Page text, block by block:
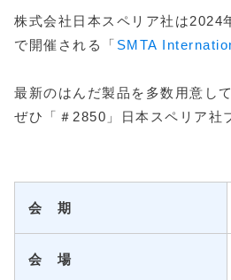
株式会社日本スペリア社は2024
で開催される「 SMTA
最新のはんだ製品を多数用意し
ぜひ「＃2850」日本スペリア社
会 期
会 場